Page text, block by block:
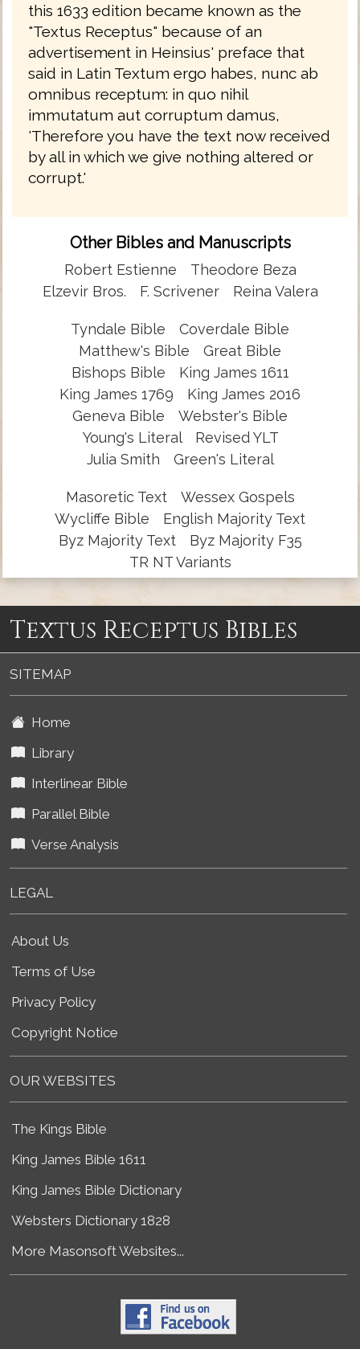
this 1633 edition became known as the
"Textus Receptus" because of an
advertisement in Heinsius' preface that
said in Latin Textum ergo habes, nunc ab
omnibus receptum: in quo nihil
immutatum aut corruptum damus,
'Therefore you have the text now received
by all in which we give nothing altered or
corrupt.'
Other Bibles and Manuscripts
Robert Estienne
Theodore Beza
Elzevir Bros.
F. Scrivener Reina Valera
Tyndale Bible
Coverdale Bible
Matthew's Bible
Great Bible
Bishops Bible
King James 1611
King James 1769
King James 2016
Geneva Bible
Webster's Bible
Young's Literal
Revised YLT
Julia Smith
Green's Literal
Masoretic Text
Wessex Gospels
Wycliffe Bible
English Majority Text
Byz Majority Text
Byz Majority F35
TR NT Variants
Textus Receptus Bibles
SITEMAP
Home
Library
Interlinear Bible
Parallel Bible
Verse Analysis
LEGAL
About Us
Terms of Use
Privacy Policy
Copyright Notice
OUR WEBSITES
The Kings Bible
King James Bible 1611
King James Bible Dictionary
Websters Dictionary 1828
More Masonsoft Websites...